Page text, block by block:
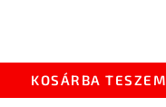
KOSÁRBA TESZEM